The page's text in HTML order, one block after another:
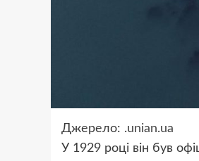
Джерело: .unian.ua
У 1929 році він був